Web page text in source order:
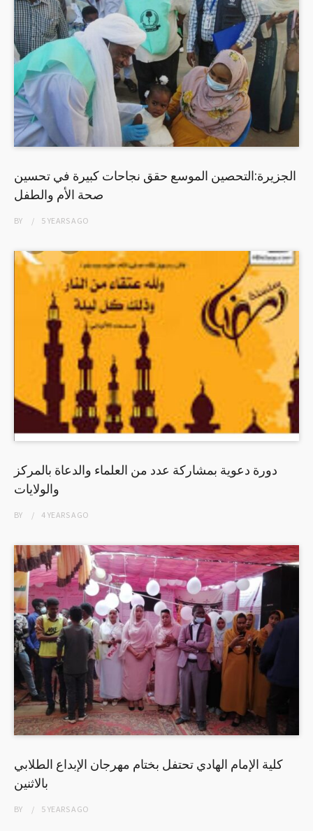
الجزيرة:التحصين الموسع حقق نجاحات كبيرة في تحسين
صحة الأم والطفل
BY 5 YEARSAGO
دورة دعوية بمشاركة عدد من العلماء والدعاة بالمركز
والولايات
BY 4 YEARSAGO
كلية الإمام الهادي تحتفل بختام مهرجان الإبداع الطلابي
بالاثنين
BY 5 YEARSAGO